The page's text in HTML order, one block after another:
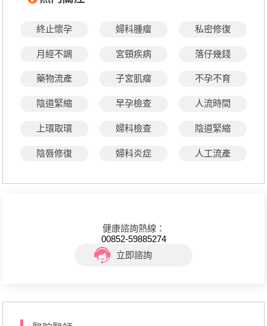
終止懷孕 婦科腫瘤 私密修復
月經不調 宮頸疾病 落仔幾錢
藥物流產 子宮肌瘤 不孕不育
陰道緊縮 早孕檢查 人流時間
上環取環 婦科檢查 陰道緊縮
陰唇修復 婦科炎症 人工流產
健康諮詢熱線：
00852-59885274
立即諮詢